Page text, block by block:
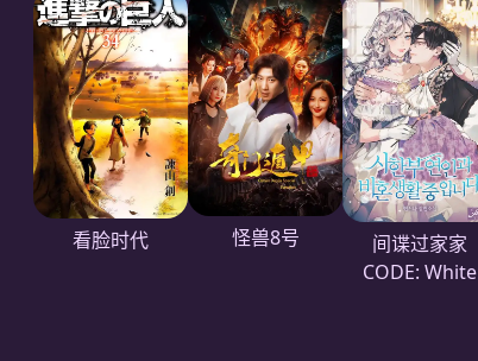
看脸时代 怪兽8号
间谍过家家
CODE: White